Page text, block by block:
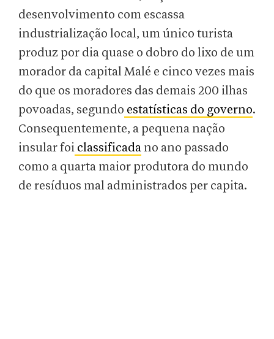
desenvolvimento com escassa
industrialização local, um único turista
produz por dia quase o dobro do lixo de um
morador da capital Malé e cinco vezes mais
do que os moradores das demais 200 ilhas
povoadas, segundo estatísticas do governo.
Consequentemente, a pequena nação
insular foi classificada no ano passado
como a quarta maior produtora do mundo
de resíduos mal administrados per capita.